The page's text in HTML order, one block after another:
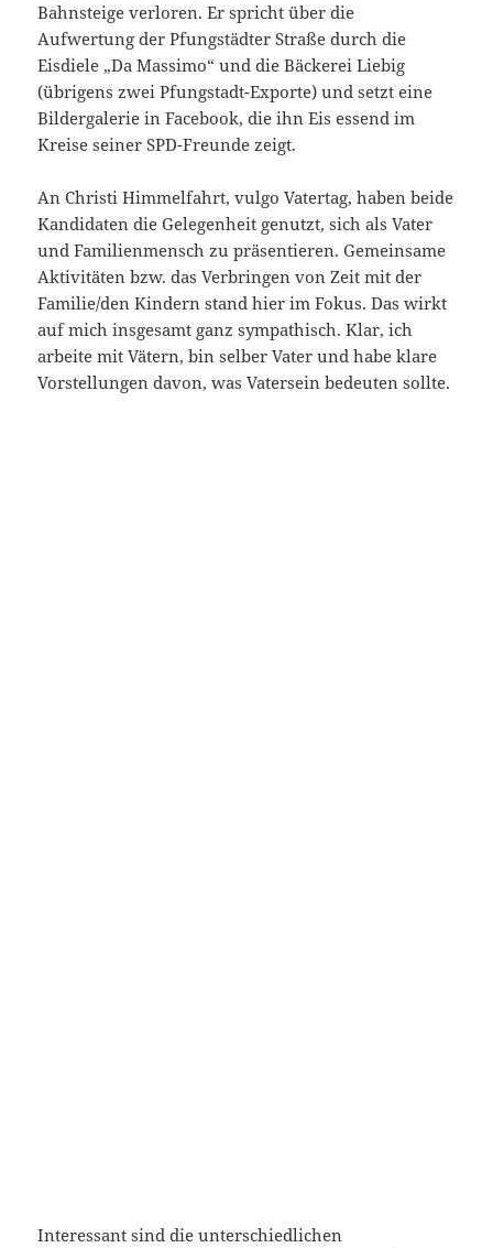
Bahnsteige verloren. Er spricht über die
Aufwertung der Pfungstädter Straße durch die
Eisdiele „Da Massimo“ und die Bäckerei Liebig
(übrigens zwei Pfungstadt-Exporte) und setzt eine
Bildergalerie in Facebook, die ihn Eis essend im
Kreise seiner SPD-Freunde zeigt.
An Christi Himmelfahrt, vulgo Vatertag, haben beide
Kandidaten die Gelegenheit genutzt, sich als Vater
und Familienmensch zu präsentieren. Gemeinsame
Aktivitäten bzw. das Verbringen von Zeit mit der
Familie/den Kindern stand hier im Fokus. Das wirkt
auf mich insgesamt ganz sympathisch. Klar, ich
arbeite mit Vätern, bin selber Vater und habe klare
Vorstellungen davon, was Vatersein bedeuten sollte.
Interessant sind die unterschiedlichen